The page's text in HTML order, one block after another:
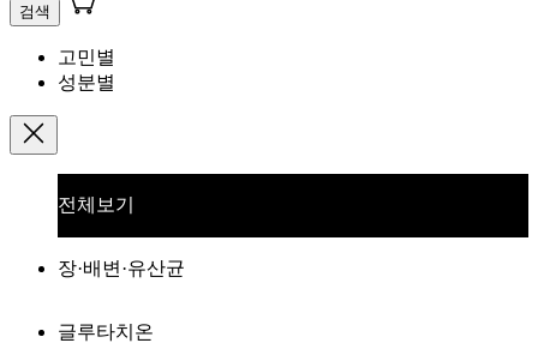
검색
고민별
성분별
전체보기
장·배변·유산균
글루타치온